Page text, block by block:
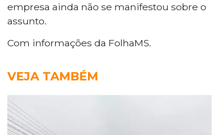
empresa ainda não se manifestou sobre o
assunto.
Com informações da FolhaMS.
VEJA TAMBÉM